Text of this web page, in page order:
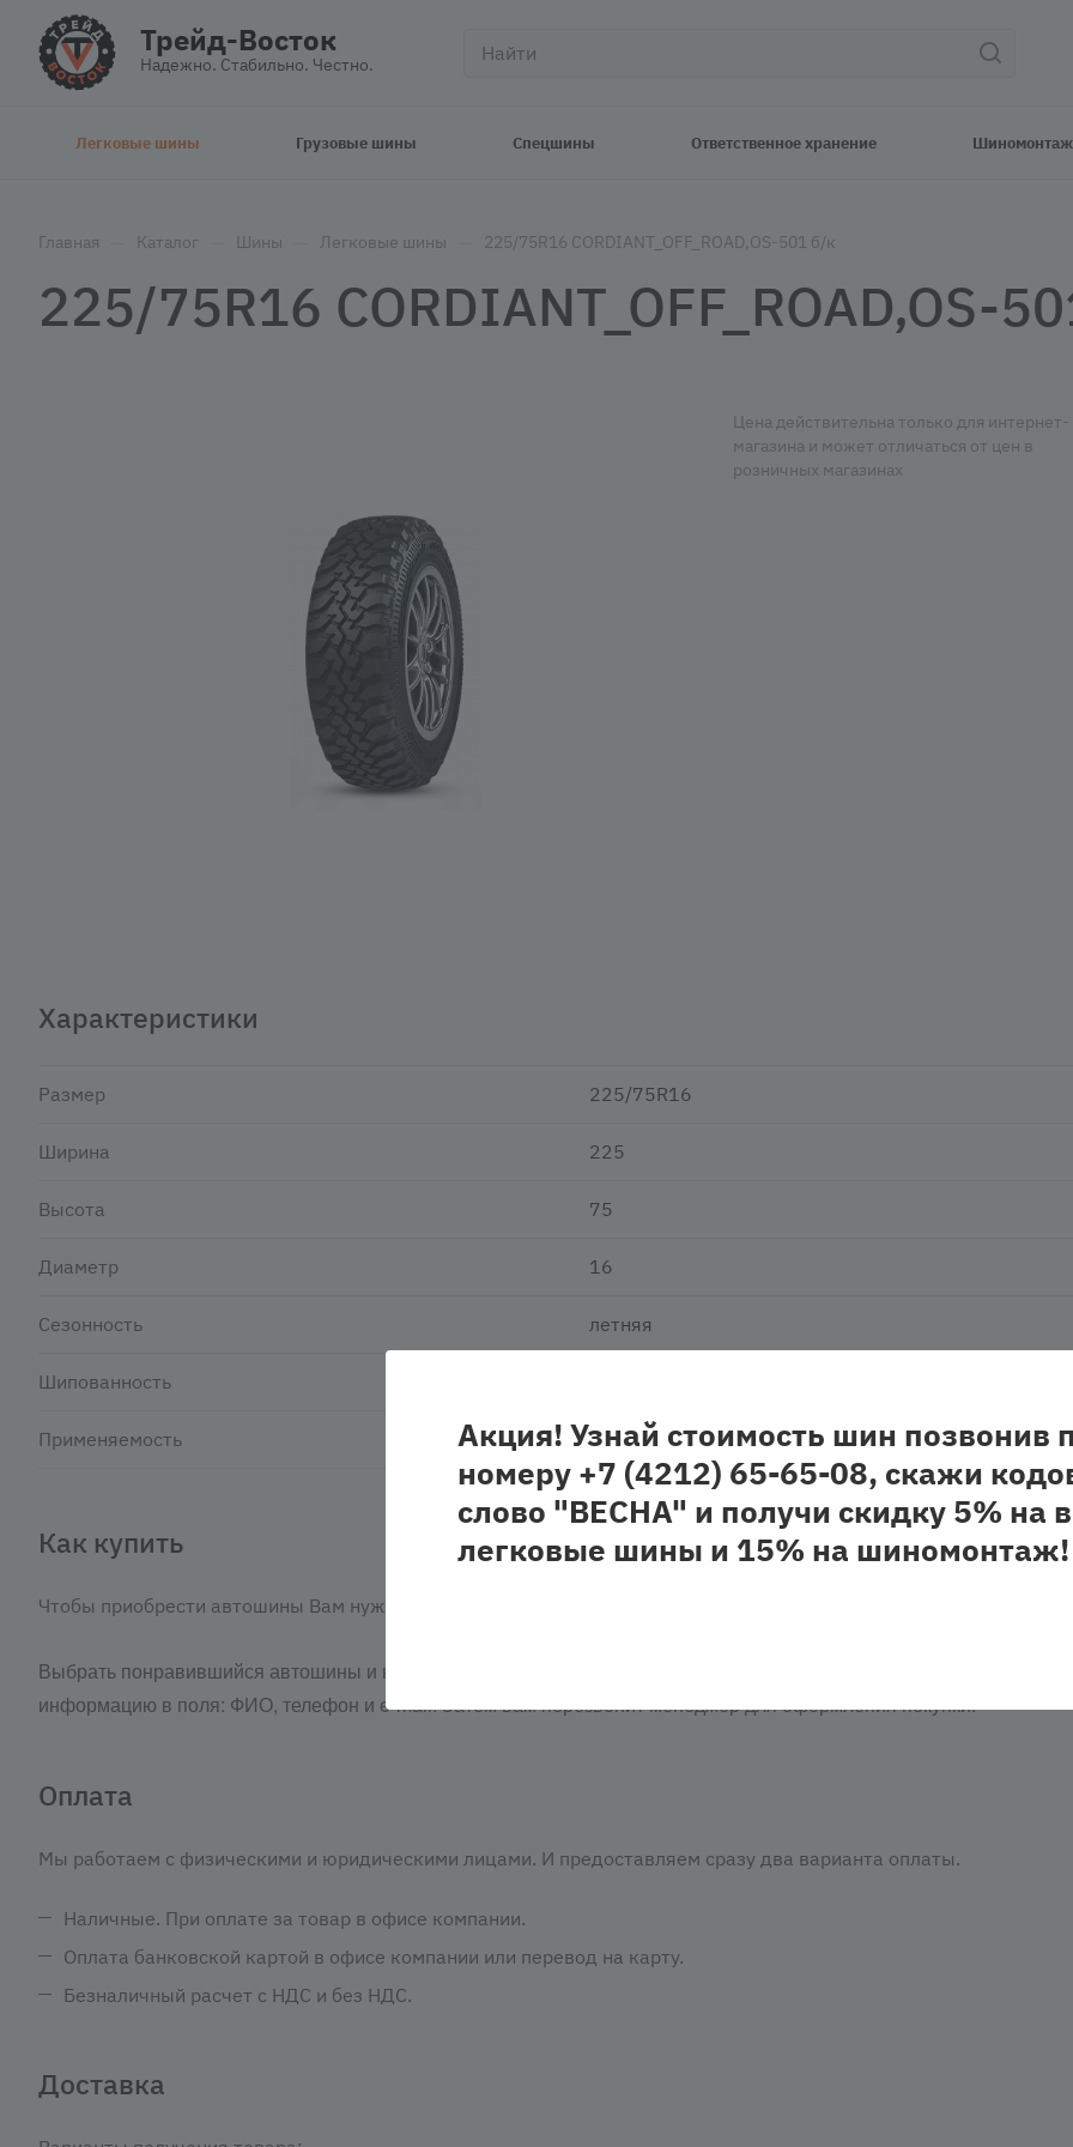
Трейд-Восток
Надежно. Стабильно. Честно.
Легковые шины Грузовые шины Спецшины Ответственное хранение Шиномонтаж
Главная Каталог Шины Легковые шины 225/75R16 CORDIANT_OFF_ROAD,OS-501 б/к
225/75R16 CORDIANT_OFF_ROAD,OS-
Цена действительна только для интернет-
магазина и может отличаться от цен в
розничных магазинах
Характеристики
Размер 225/75R16
Ширина 225
Высота 75
Диаметр 16
Сезонность летняя
Шипованность
Применяемость легковая
Как купить
Чтобы приобрести автошины Вам нужно:
Выбрать понравившийся автошины и нажать кнопку «Заказать». При оформлении заказа заполнить форму.
информацию в поля: ФИО, телефон и e-mail. Затем вам перезвонит менеджер для оформления покупки.
Оплата
Мы работаем с физическими и юридическими лицами. И предоставляем сразу два варианта оплаты.
Наличные. При оплате за товар в офисе компании.
Оплата банковской картой в офисе компании или перевод на карту.
Безналичный расчет с НДС и без НДС.
Доставка
Акция! Узнай стоимость шин позвонив
номеру +7 (4212) 65-65-08, скажи
слово "ВЕСНА" и получи скидку 5% на
легковые шины и 15% на шиномонтаж!